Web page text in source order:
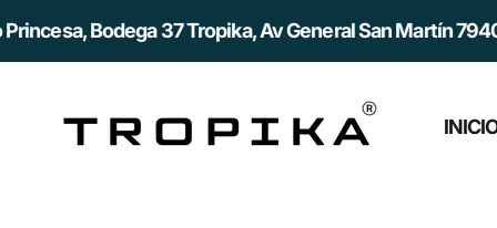
37 Tropika, Av General San Martín 7940, Quilicura,
Tropika